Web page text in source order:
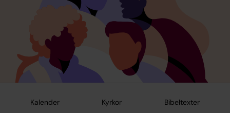
Kalender Kyrkor Bibeltexter